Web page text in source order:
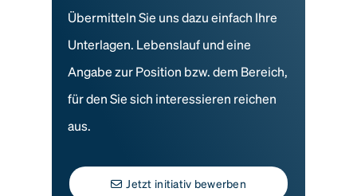
Übermitteln Sie uns dazu einfach Ihre
Unterlagen. Lebenslauf und eine
Angabe zur Position bzw. dem Bereich,
für den Sie sich interessieren reichen
aus.
Jetzt initiativ bewerben